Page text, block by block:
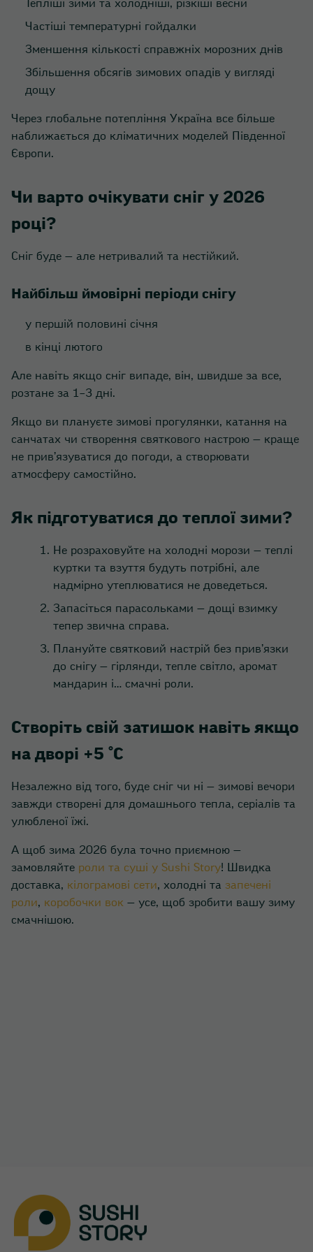
Тепліші зими та холодніші, різкіші весни
Частіші температурні гойдалки
Зменшення кількості справжніх морозних днів
Збільшення обсягів зимових опадів у вигляді
дощу
Через глобальне потепління Україна все більше
наближається до кліматичних моделей Південної
Європи.
Чи варто очікувати сніг у 2026
році?
Сніг буде — але нетривалий та нестійкий.
Найбільш ймовірні періоди снігу
у першій половині січня
в кінці лютого
Але навіть якщо сніг випаде, він, швидше за все,
розтане за 1–3 дні.
Якщо ви плануєте зимові прогулянки, катання на
санчатах чи створення святкового настрою — краще
не прив’язуватися до погоди, а створювати
атмосферу самостійно.
Як підготуватися до теплої зими?
Не розраховуйте на холодні морози — теплі
куртки та взуття будуть потрібні, але
надмірно утеплюватися не доведеться.
Запасіться парасольками — дощі взимку
тепер звична справа.
Плануйте святковий настрій без прив’язки
до снігу — гірлянди, тепле світло, аромат
мандарин і… смачні роли.
Створіть свій затишок навіть якщо
на дворі +5 °C
Незалежно від того, буде сніг чи ні — зимові вечори
завжди створені для домашнього тепла, серіалів та
улюбленої їжі.
А щоб зима 2026 була точно приємною —
замовляйте роли та суші у Sushi Story! Швидка
доставка, кілограмові сети, холодні та запечені
роли, коробочки вок — усе, щоб зробити вашу зиму
смачнішою.